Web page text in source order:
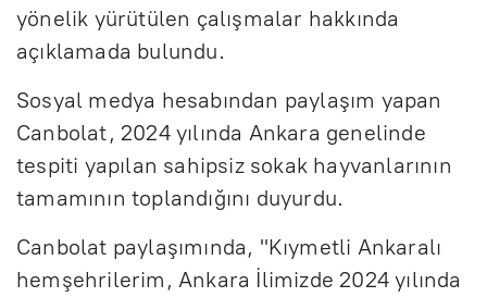
yönelik yürütülen çalışmalar hakkında
açıklamada bulundu.
Sosyal medya hesabından paylaşım yapan
Canbolat, 2024 yılında Ankara genelinde
tespiti yapılan sahipsiz sokak hayvanlarının
tamamının toplandığını duyurdu.
Canbolat paylaşımında, "Kıymetli Ankaralı
hemşehrilerim, Ankara İlimizde 2024 yılında